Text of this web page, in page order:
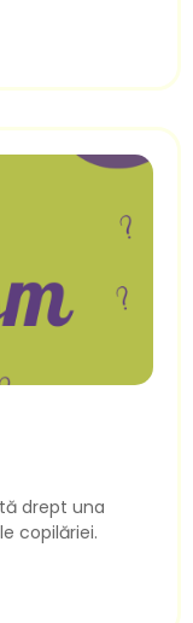
drept una
copilăriei.